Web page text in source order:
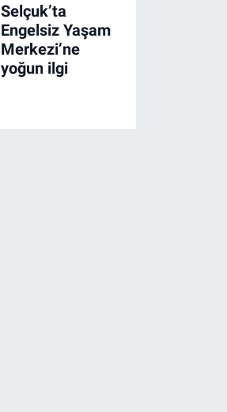
Selçuk’ta
Engelsiz Yaşam
Merkezi’ne
yoğun ilgi